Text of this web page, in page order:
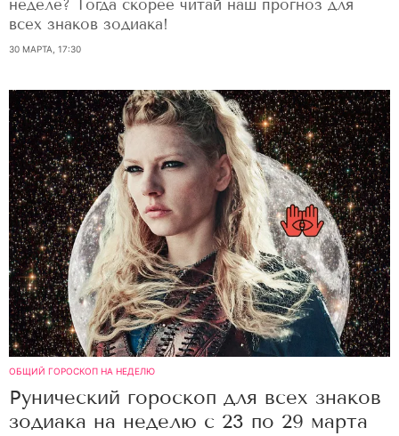
неделе? Тогда скорее читай наш прогноз для
всех знаков зодиака!
30 МАРТА, 17:30
ОБЩИЙ ГОРОСКОП НА НЕДЕЛЮ
Рунический гороскоп для всех знаков
зодиака на неделю с 23 по 29 марта